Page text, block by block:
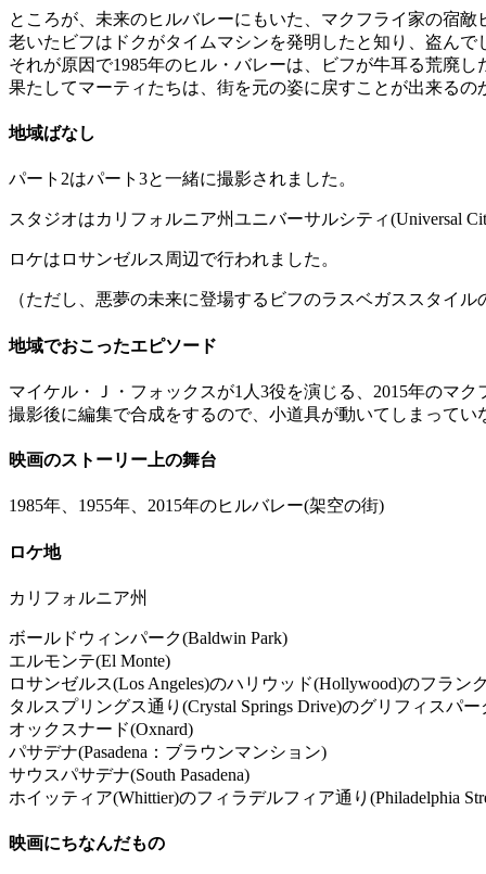
ところが、未来のヒルバレーにもいた、マクフライ家の宿
老いたビフはドクがタイムマシンを発明したと知り、盗んで
それが原因で1985年のヒル・バレーは、ビフが牛耳る荒廃
果たしてマーティたちは、街を元の姿に戻すことが出来るの
地域ばなし
パート2はパート3と一緒に撮影されました。
スタジオはカリフォルニア州ユニバーサルシティ(Universal
ロケはロサンゼルス周辺で行われました。
（ただし、悪夢の未来に登場するビフのラスベガススタイ
地域でおこったエピソード
マイケル・Ｊ・フォックスが1人3役を演じる、2015年のマ
撮影後に編集で合成をするので、小道具が動いてしまって
映画のストーリー上の舞台
1985年、1955年、2015年のヒルバレー(架空の街)
ロケ地
カリフォルニア州
ボールドウィンパーク(Baldwin Park)
エルモンテ(El Monte)
ロサンゼルス(Los Angeles)のハリウッド(Hollywood)のフラ
タルスプリングス通り(Crystal Springs Drive)のグリフィスパ
オックスナード(Oxnard)
パサデナ(Pasadena：ブラウンマンション)
サウスパサデナ(South Pasadena)
ホイッティア(Whittier)のフィラデルフィア通り(Philadelphia
映画にちなんだもの